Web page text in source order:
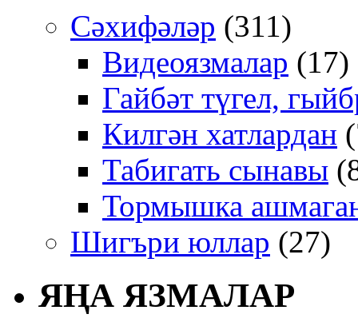
Сәхифәләр (311)
Видеоязмалар (17)
Гайбәт түгел,
Килгән хатлардан
Табигать сынавы
Тормышка
Шигъри юллар (27)
ЯҢА ЯЗМАЛАР